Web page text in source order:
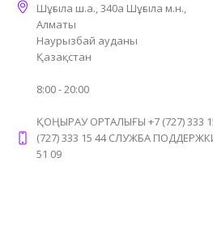
Шұғыла ш.а., 340а Шұғыла м.н.,
Алматы
Наурызбай ауданы
Қазақстан
8:00 - 20:00
ҚОҢЫРАУ ОРТАЛЫҒЫ +7 (727) 333
(727) 333 15 44 СЛУЖБА
51 09